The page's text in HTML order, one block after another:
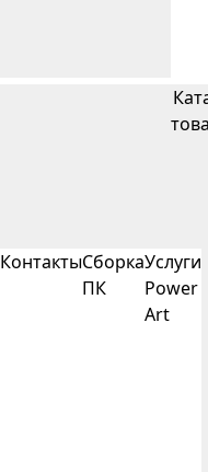
КонтактыСборка
ПК
Услуги
Power
Art